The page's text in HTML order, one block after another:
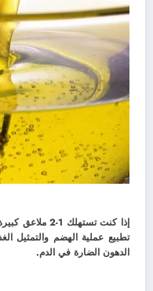
إذا كنت
تطبيع عملية الهضم والتمثيل
الدهون الضارة في الدم.